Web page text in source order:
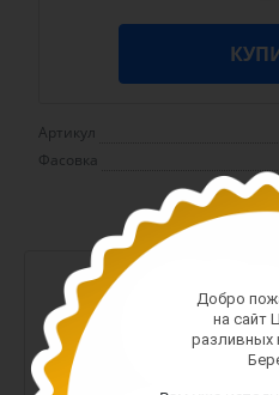
Артикул
Фасовка
Добро
на сайт
разливных